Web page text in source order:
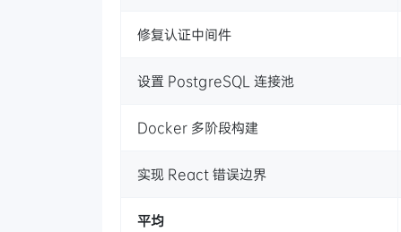
修复认证中间件
设置 PostgreSQL 连接池
Docker 多阶段构建
实现 React 错误边界
平均